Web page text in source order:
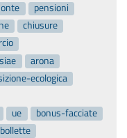
pensioni
chiusure
arona
ecologica
ue
bonus-facciate